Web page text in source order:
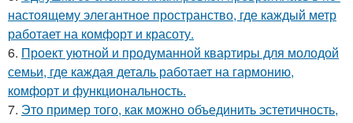
настоящему элегантное пространство, где каждый метр
работает на комфорт и красоту.
6. Проект уютной и продуманной квартиры для молодой
семьи, где каждая деталь работает на гармонию,
комфорт и функциональность.
7. Это пример того, как можно объединить эстетичность,